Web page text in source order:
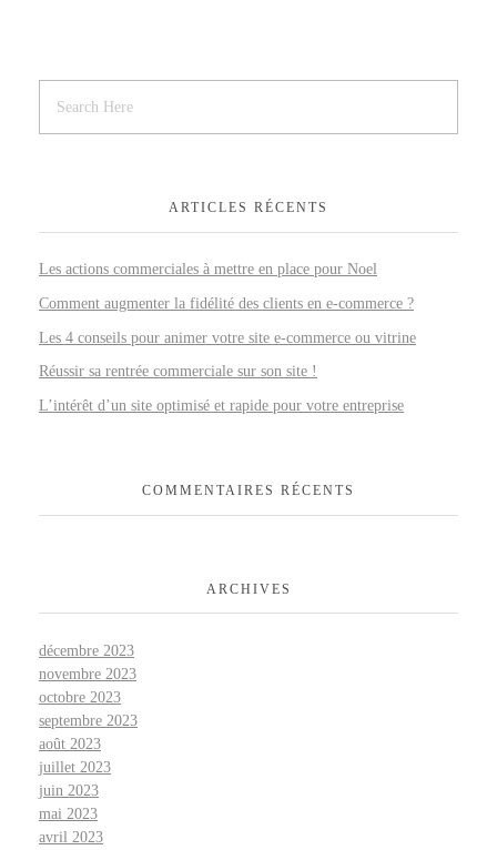
ARTICLES RÉCENTS
Les actions commerciales à mettre en place pour Noel
Comment augmenter la fidélité des clients en e-commerce ?
Les 4 conseils pour animer votre site e-commerce ou vitrine
Réussir sa rentrée commerciale sur son site !
L’intérêt d’un site optimisé et rapide pour votre entreprise
COMMENTAIRES RÉCENTS
ARCHIVES
décembre 2023
novembre 2023
octobre 2023
septembre 2023
août 2023
juillet 2023
juin 2023
mai 2023
avril 2023